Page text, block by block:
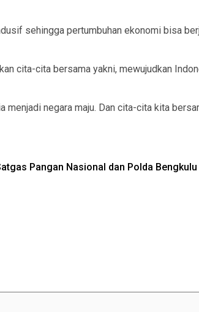
sehingga pertumbuhan ekonomi bisa
cita-cita bersama yakni, mewujudkan
negara maju. Dan cita-cita kita
Pangan Nasional dan Polda